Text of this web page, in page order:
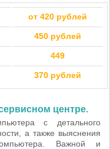
от 420 рублей
450 рублей
449
370 рублей
центре.
с детального
а также выяснения
Важной и